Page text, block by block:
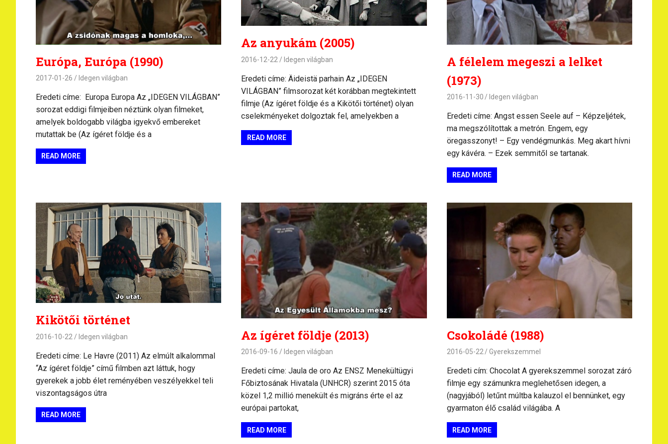
Európa, Európa (1990)
2017-01-26 Idegen világban
Eredeti címe: Europa Europa Az „IDEGEN VILÁGBAN”
sorozat eddigi filmjeiben néztünk olyan filmeket,
amelyek boldogabb világba igyekvő embereket
mutattak be (Az ígéret földje és a
READ MORE
Az anyukám (2005)
2016-12-22 Idegen világban
Eredeti címe: Äideistä parhain Az „IDEGEN
VILÁGBAN” filmsorozat két korábban megtekintett
filmje (Az ígéret földje és a Kikötői történet) olyan
cselekményeket dolgoztak fel, amelyekben a
READ MORE
A félelem megeszi a lelket
(1973)
2016-11-30 Idegen világban
Eredeti címe: Angst essen Seele auf – Képzeljétek,
ma megszólítottak a metrón. Engem, egy
öregasszonyt! – Egy vendégmunkás. Meg akart hívni
egy kávéra. – Ezek semmitől se tartanak.
READ MORE
Kikötői történet
2016-10-22 Idegen világban
Eredeti címe: Le Havre (2011) Az elmúlt alkalommal
“Az ígéret földje” című filmben azt láttuk, hogy
gyerekek a jobb élet reményében veszélyekkel teli
viszontagságos útra
READ MORE
Az ígéret földje (2013)
2016-09-16 Idegen világban
Eredeti címe: Jaula de oro Az ENSZ Menekültügyi
Főbiztosának Hivatala (UNHCR) szerint 2015 óta
közel 1,2 millió menekült és migráns érte el az
európai partokat,
READ MORE
Csokoládé (1988)
2016-05-22 Gyerekszemmel
Eredeti cím: Chocolat A gyerekszemmel sorozat záró
filmje egy számunkra meglehetősen idegen, a
(nagyjából) letűnt múltba kalauzol el bennünket, egy
gyarmaton élő család világába. A
READ MORE